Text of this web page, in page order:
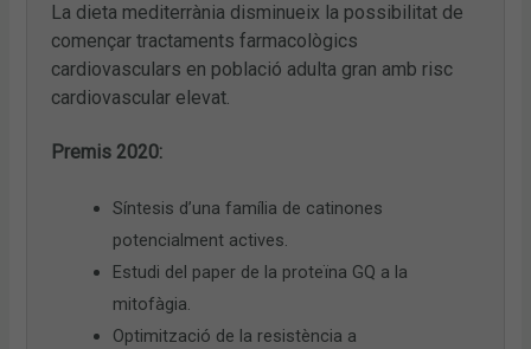
La dieta mediterrània disminueix la possibilitat de
començar tractaments farmacològics
cardiovasculars en població adulta gran amb risc
cardiovascular elevat.
Premis 2020:
Síntesis d’una família de catinones
potencialment actives.
Estudi del paper de la proteïna GQ a la
mitofàgia.
Optimització de la resistència a